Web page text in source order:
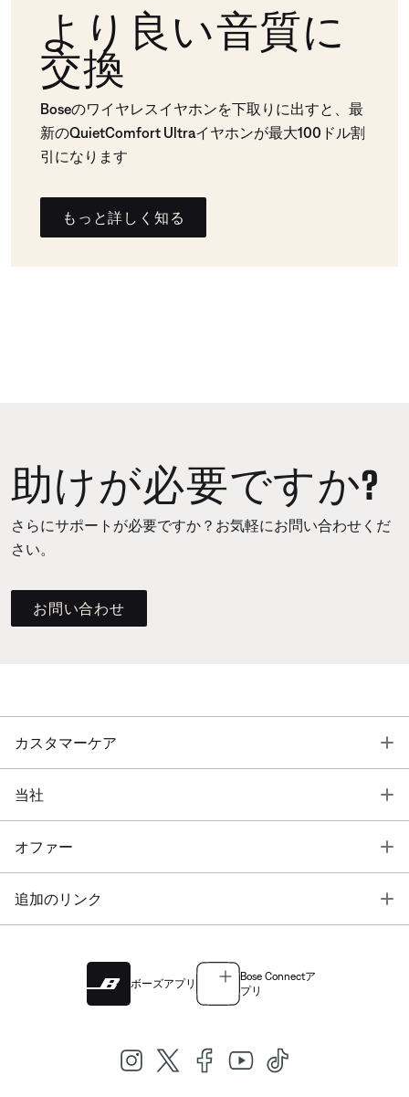
より良い音質に
交換
Boseのワイヤレスイヤホンを下取りに出すと、最
新のQuietComfort Ultraイヤホンが最大100ドル割
引になります
もっと詳しく知る
助けが必要ですか?
さらにサポートが必要ですか？お気軽にお問い合わせくだ
さい。
お問い合わせ
カスタマーケア
当社
オファー
追加のリンク
ボーズアプリ
Bose Connectア
プリ